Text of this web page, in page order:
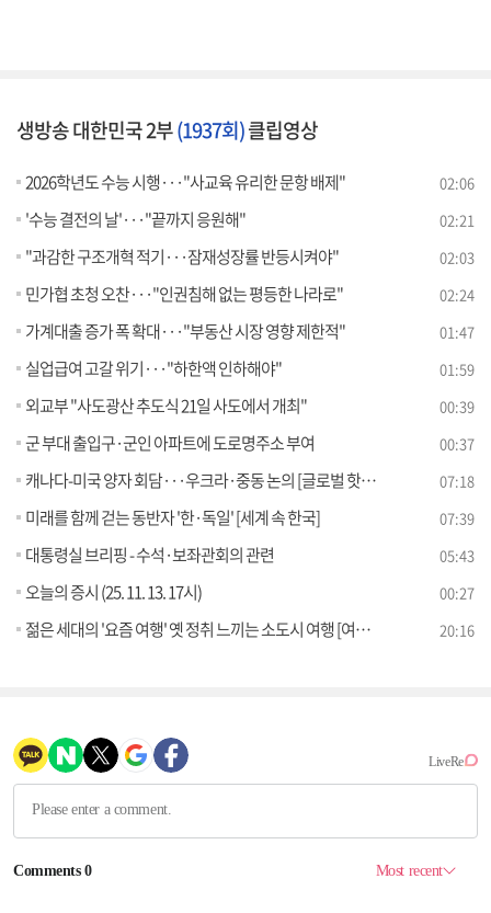
생방송 대한민국 2부(1937회)클립영상
2026학년도 수능 시행···"사교육 유리한 문항 배제" 02:06
'수능 결전의 날'···"끝까지 응원해" 02:21
"과감한 구조개혁 적기···잠재성장률 반등시켜야" 02:03
민가협 초청 오찬···"인권침해 없는 평등한 나라로" 02:24
가계대출 증가 폭 확대···"부동산 시장 영향 제한적" 01:47
실업급여 고갈 위기···"하한액 인하해야" 01:59
외교부 "사도광산 추도식 21일 사도에서 개최" 00:39
군 부대 출입구·군인 아파트에 도로명주소 부여 00:37
캐나다-미국 양자 회담···우크라·중동 논의 [글로벌 핫이슈] 07:18
미래를 함께 걷는 동반자 '한·독일' [세계 속 한국] 07:39
대통령실 브리핑 - 수석·보좌관회의 관련 05:43
오늘의 증시 (25. 11. 13. 17시) 00:27
젊은 세대의 '요즘 여행' 옛 정취 느끼는 소도시 여행 [여행을 떠나요] 20:16